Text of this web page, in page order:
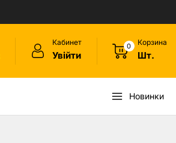
Кабинет
Увійти
0 Корзина
Шт.
Новинки